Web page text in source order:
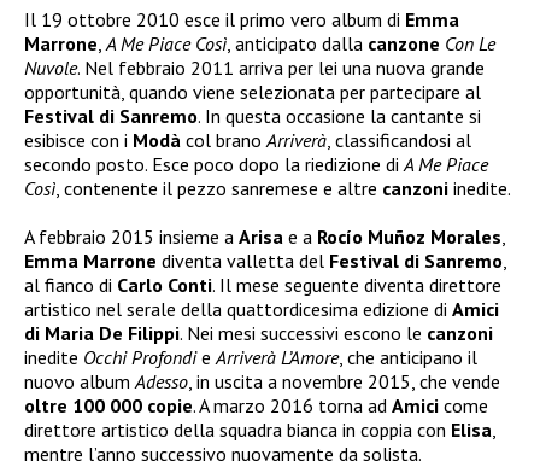
Il 19 ottobre 2010 esce il primo vero album di Emma
Marrone A Me Piace Così , anticipato dalla canzone Con Le
Nuvole. Nel febbraio 2011 arriva per lei una nuova grande
opportunità, quando viene selezionata per partecipare al
Festival di Sanremo. In questa occasione la cantante si
esibisce con i Modà col brano Arriverà , classificandosi al
secondo posto. Esce poco dopo la riedizione di A Me Piace
Così , contenente il pezzo sanremese e altre canzoni inedite.
A febbraio 2015 insieme a Arisa e a Rocío Muñoz Morales
Emma Marrone diventa valletta del Festival di Sanremo
al fianco di Carlo Conti. Il mese seguente diventa direttore
artistico nel serale della quattordicesima edizione di Amici
di Maria De Filippi. Nei mesi successivi escono le canzoni
inedite Occhi Profondie Arriverà L’Amore, che anticipano il
nuovo album Adesso , in uscita a novembre 2015, che vende
oltre 100 000 copie. A marzo 2016 torna ad Amici come
direttore artistico della squadra bianca in coppia con Elisa
mentre l’anno successivo nuovamente da solista.